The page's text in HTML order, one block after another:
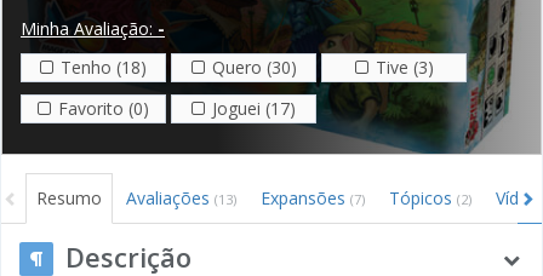
Minha Avaliação: -
Tenho (18)
Quero (30)
Tive (3)
Favorito (0)
Joguei (17)
Resumo Avaliações (13) Expansões (7) Tópicos (2)
Descrição